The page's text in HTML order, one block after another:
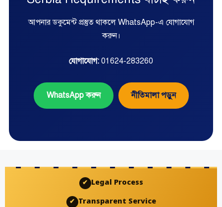
আপনার ডকুমেন্ট প্রস্তুত থাকলে WhatsApp-এ যোগাযোগ
করুন।
যোগাযোগ: 01624-283260
WhatsApp করুন নীতিমালা পড়ুন
✔ Legal Process
✔ Transparent Service